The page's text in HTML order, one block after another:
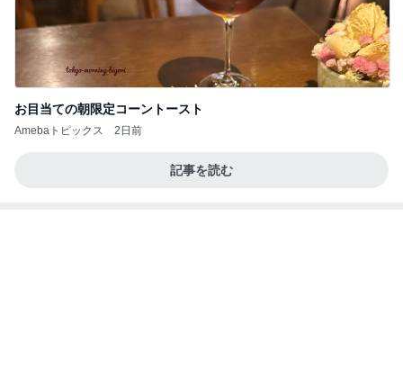
お目当ての朝限定コーントースト
Amebaトピックス 2日前
記事を読む